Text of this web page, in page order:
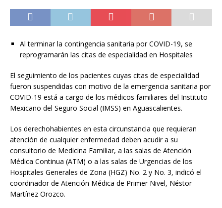
Al terminar la contingencia sanitaria por COVID-19, se
reprogramarán las citas de especialidad en Hospitales
El seguimiento de los pacientes cuyas citas de especialidad
fueron suspendidas con motivo de la emergencia sanitaria por
COVID-19 está a cargo de los médicos familiares del Instituto
Mexicano del Seguro Social (IMSS) en Aguascalientes.
Los derechohabientes en esta circunstancia que requieran
atención de cualquier enfermedad deben acudir a su
consultorio de Medicina Familiar, a las salas de Atención
Médica Continua (ATM) o a las salas de Urgencias de los
Hospitales Generales de Zona (HGZ) No. 2 y No. 3, indicó el
coordinador de Atención Médica de Primer Nivel, Néstor
Martínez Orozco.